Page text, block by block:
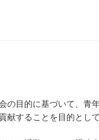
の目的に基づいて、青
献することを目的として